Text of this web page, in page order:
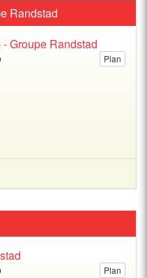
Randstad
Plan
Plan